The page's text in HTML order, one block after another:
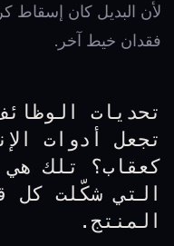
لأن البديل كان إسقاط
فقدان خيط آخر.
تحديات
تجعل أدوات
كعقاب؟ تلك هي
التي شكّلت كل
المنتج.